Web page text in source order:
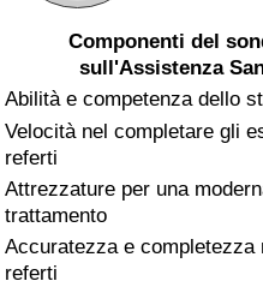
Componenti del
sull'Assistenza
Abilità e competenza dello
Velocità nel completare gli
referti
Attrezzature per una
trattamento
Accuratezza e completezza
referti
ad Aqaba
Criminalità
Indice del Tasso di
Indice della Criminalità
Indice di criminalità per
Assistenza Sanitaria